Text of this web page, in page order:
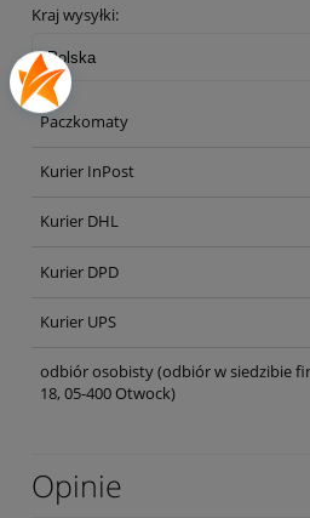
Kraj wysyłki:
Paczkomaty
Kurier InPost
Kurier DHL
Kurier DPD
Kurier UPS
odbiór osobisty(odbiór w siedzibie
18, 05-400 Otwock)
Opinie